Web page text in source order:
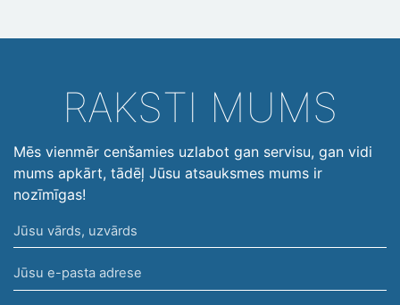
RAKSTI MUMS
Mēs vienmēr cenšamies uzlabot gan servisu, gan vidi
mums apkārt, tādēļ Jūsu atsauksmes mums ir
nozīmīgas!
Jūsu
vārds,
uzvārds
Jūsu
e-